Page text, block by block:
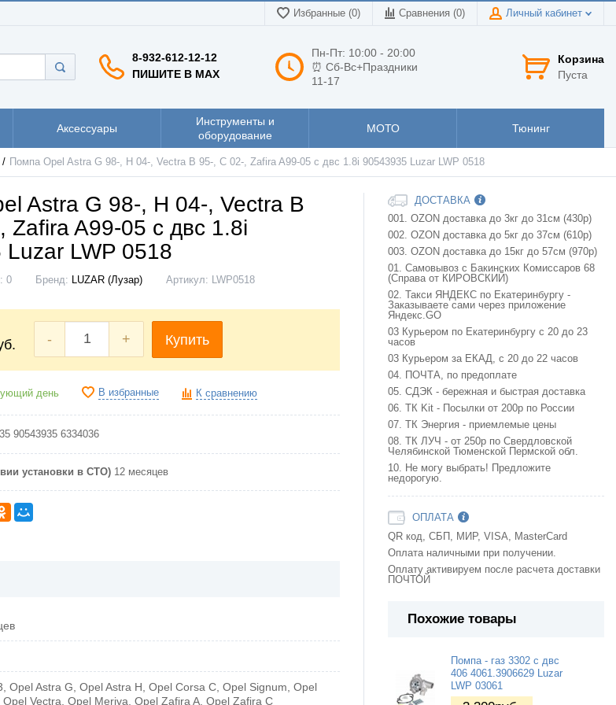
Избранные (0) Сравнения (0) Личный кабинет
8-932-612-12-12
ПИШИТЕ В MAX
Пн-Пт: 10:00 - 20:00
⏰ Сб-Вс+Праздники
11-17
Корзина
Пуста
Аксессуары
Инструменты и
оборудование
МОТО Тюнинг
Помпа Opel Astra G 98-, H 04-, Vectra B 95-, C 02-, Zafira A99-05 с двс 1.8i 90543935 Luzar LWP 0518
Astra G 98-, H 04-, Vectra B
Zafira A99-05 с двс 1.8i
LWP 0518
0 Бренд: LUZAR (Лузар) Артикул: LWP0518
- + Купить
день В избранные К сравнению
90543935 6334036
установки в СТО) 12 месяцев
Opel Astra G, Opel Astra H, Opel Corsa C, Opel Signum, Opel
Opel Vectra, Opel Meriva, Opel Zafira A, Opel Zafira C
ДОСТАВКА
001. OZON доставка до 3кг до 31см (430р)
002. OZON доставка до 5кг до 37см (610р)
003. OZON доставка до 15кг до 57см (970р)
01. Самовывоз с Бакинских Комиссаров 68
(Справа от КИРОВСКИЙ)
02. Такси ЯНДЕКС по Екатеринбургу -
Заказываете сами через приложение
Яндекс.GO
03 Курьером по Екатеринбургу с 20 до 23
часов
03 Курьером за ЕКАД, с 20 до 22 часов
04. ПОЧТА, по предоплате
05. СДЭК - бережная и быстрая доставка
06. ТК Kit - Посылки от 200р по России
07. ТК Энергия - приемлемые цены
08. ТК ЛУЧ - от 250р по Свердловской
Челябинской Тюменской Пермской обл.
10. Не могу выбрать! Предложите
недорогую.
ОПЛАТА
QR код, СБП, МИР, VISA, MasterCard
Оплата наличными при получении.
Оплату активируем после расчета доставки
ПОЧТОЙ
Похожие товары
Помпа - газ 3302 с двс
406 4061.3906629 Luzar
LWP 03061